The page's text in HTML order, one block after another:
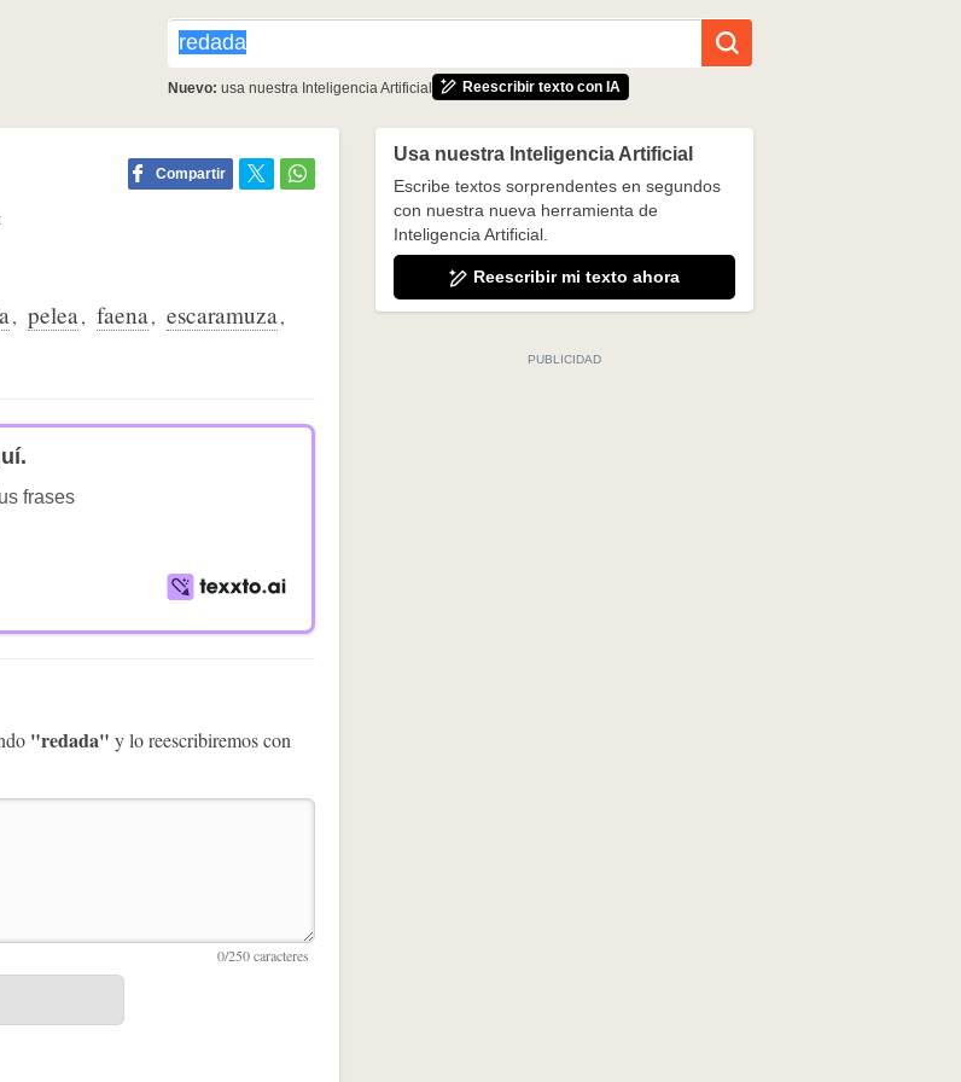
Nuevo: usa nuestra Inteligencia Artificial Reescribir texto con IA
Compartir
, pelea, faena, escaramuza,
frases
"redada" y lo reescribiremos con
Usa nuestra Inteligencia Artificial
Escribe textos sorprendentes en segundos
con nuestra nueva herramienta de
Inteligencia Artificial.
Reescribir mi texto ahora